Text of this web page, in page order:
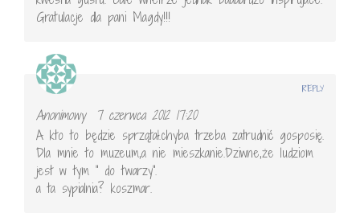
Gratulacje dla pani Magdy!!!
Anonimowy
7 czerwca 2012 17:20
A kto to będzie sprzątał.chyba trzeba zatrudnić gosposię.
Dla mnie to muzeum,a nie mieszkanie.Dziwne,że ludziom
jest w tym " do twarzy".
a ta sypialnia? koszmar.
REPLY